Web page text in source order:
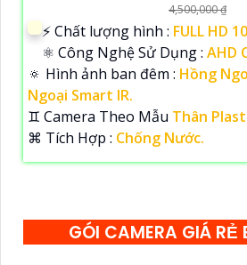
4,500,000 ₫
️⚡ Chất lượng hình : FULL HD
⚛️ Công Nghệ Sử Dụng : AHD
🔅 Hình ảnh ban đêm : Hồng
Ngoại Smart IR.
♊ Camera Theo Mẫu Thân
️⌘ Tích Hợp : Chống Nước.
GÓI CAMERA GIÁ RẺ